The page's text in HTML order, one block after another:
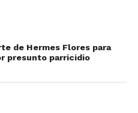
de Hermes Flores para
presunto parricidio